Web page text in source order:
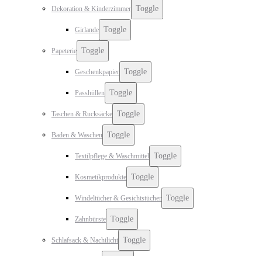
Dekoration & Kinderzimmer Toggle
Girlande Toggle
Papeterie Toggle
Geschenkpapier Toggle
Passhüllen Toggle
Taschen & Rucksäcke Toggle
Baden & Waschen Toggle
Textilpflege & Waschmittel Toggle
Kosmetikprodukte Toggle
Windeltücher & Gesichtstücher Toggle
Zahnbürste Toggle
Schlafsack & Nachtlicht Toggle